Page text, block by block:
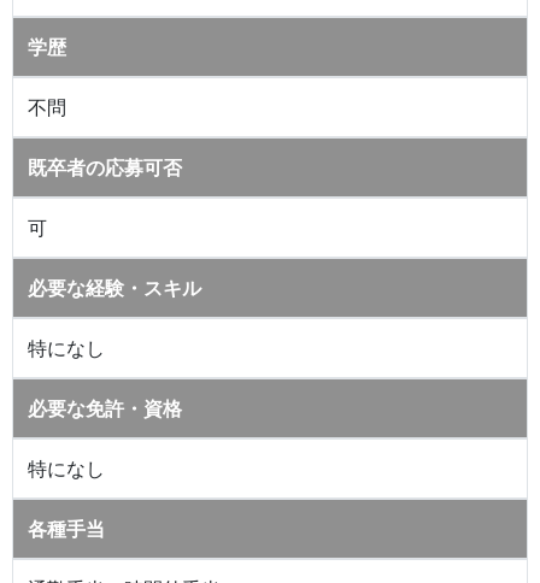
学歴
不問
既卒者の応募可否
可
必要な経験・スキル
特になし
必要な免許・資格
特になし
各種手当